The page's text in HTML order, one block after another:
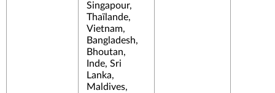
Singapour,
Thaïlande,
Vietnam,
Bangladesh,
Bhoutan,
Inde, Sri
Lanka,
Maldives,